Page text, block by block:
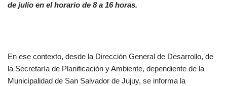
de julio en el horario de 8 a 16 horas.
En ese contexto, desde la Dirección General de Desarrollo, de
la Secretaría de Planificación y Ambiente, dependiente de la
Municipalidad de San Salvador de Jujuy, se informa la